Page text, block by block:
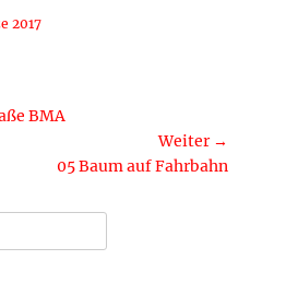
2017
BMA
Weiter →
05 Baum auf Fahrbahn